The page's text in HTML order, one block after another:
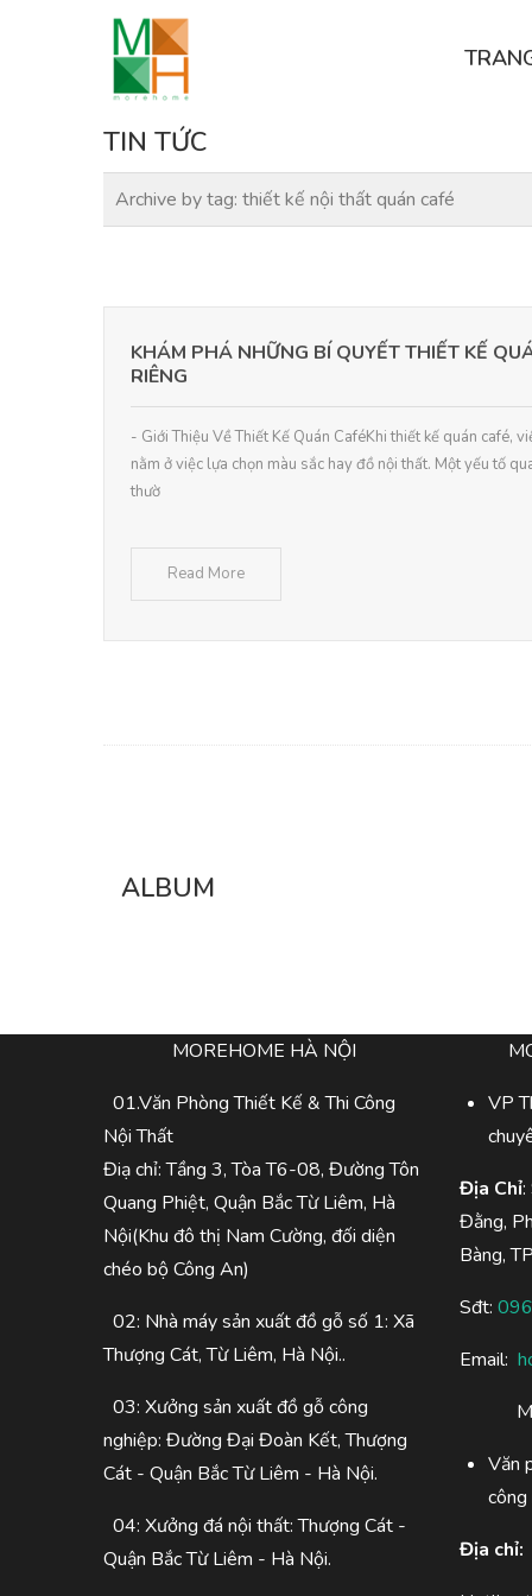
TIN TỨC
Archive by tag: thiết kế nội thất quán café
KHÁM PHÁ NHỮNG BÍ QUYẾT THIẾT KẾ
RIÊNG
- Giới Thiệu Về Thiết Kế Quán CaféKhi thiết kế quán café,
nằm ở việc lựa chọn màu sắc hay đồ nội thất. Một yếu tố
thườ
Read More
ALBUM
MOREHOME HÀ NỘI
01.Văn Phòng Thiết Kế & Thi Công
Nội Thất
Điạ chỉ: Tầng 3, Tòa T6-08, Đường Tôn
Quang Phiệt, Quận Bắc Từ Liêm, Hà
Nội(Khu đô thị Nam Cường, đối diện
chéo bộ Công An)
02: Nhà máy sản xuất đồ gỗ số 1: Xã
Thượng Cát, Từ Liêm, Hà Nội..
03: Xưởng sản xuất đồ gỗ công
nghiệp: Đường Đại Đoàn Kết, Thượng
Cát - Quận Bắc Từ Liêm - Hà Nội.
04: Xưởng đá nội thất: Thượng Cát -
Quận Bắc Từ Liêm - Hà Nội.
VP
Địa Chỉ:
Đằng,
Bàng,
Sđt:
Email:
Văn
Địa chỉ: